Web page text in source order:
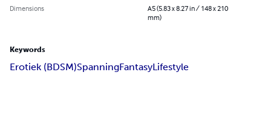
Dimensions
A5 (5.83 x 8.27 in / 148 x 210
mm)
Keywords
Erotiek (BDSM)SpanningFantasyLifestyle